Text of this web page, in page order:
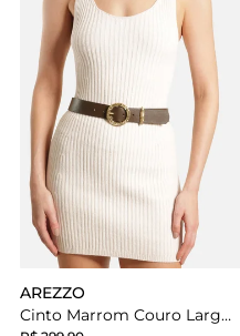
AREZZO
Cinto Marrom Couro Largo Fivela Dourada